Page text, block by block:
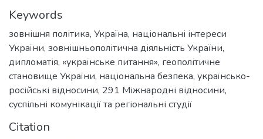
Keywords
зовнішня політика, Україна, національні інтереси
України, зовнішньополітична діяльність України,
дипломатія, «українське питання», геополітичне
становище України, національна безпека, українсько-
російські відносини, 291 Міжнародні відносини,
суспільні комунікації та регіональні студії
Citation